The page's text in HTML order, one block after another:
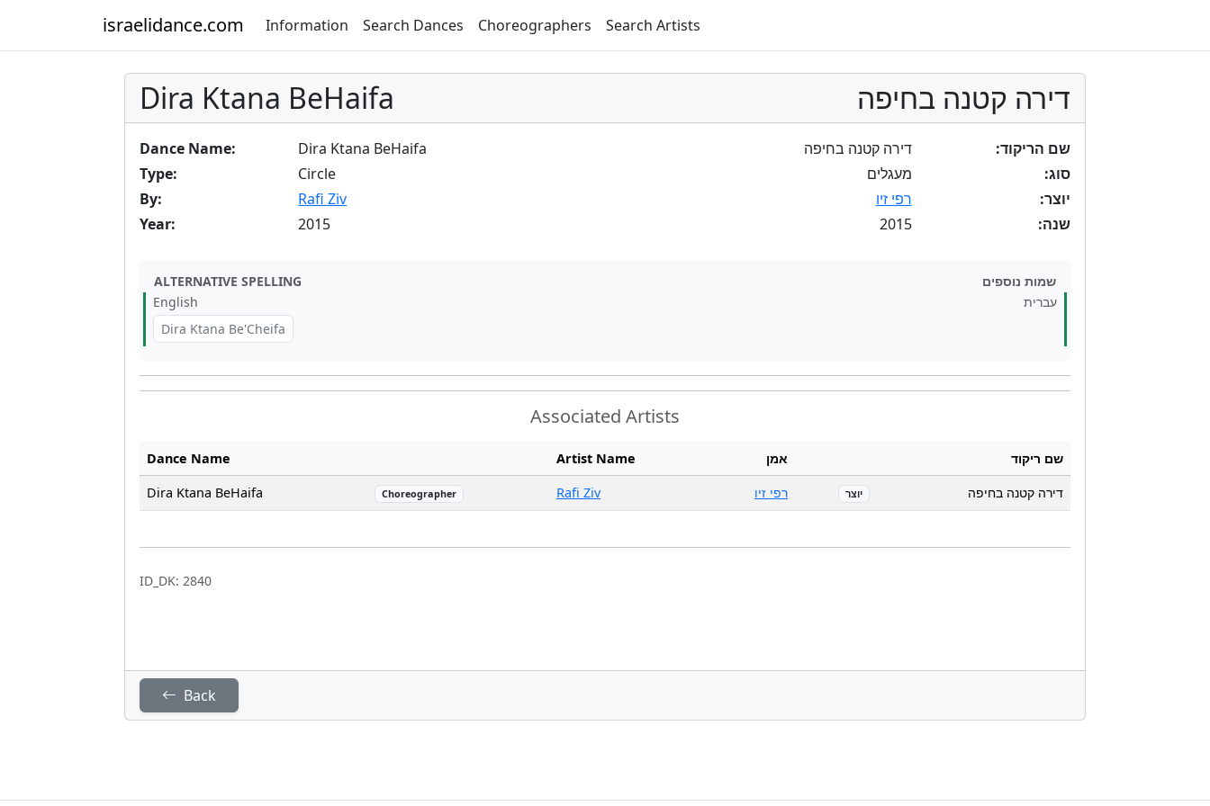
israelidance.com Information Search Dances Choreographers Search Artists
Dira Ktana BeHaifa דירה קטנה בחיפה
Dance Name:
Dira Ktana BeHaifa
Type:
Circle
By:
Rafi Ziv
Year:
2015
שם הריקוד:
דירה קטנה בחיפה
סוג:
מעגלים
יוצר:
רפי זיו
שנה:
2015
ALTERNATIVE SPELLING
שמות נוספים
English
Dira Ktana Be'Cheifa
עברית
Associated Artists
Dance Name Artist Name אמן
שם ריקוד
Dira Ktana BeHaifa
Choreographer Rafi Ziv רפי זיו יוצר דירה קטנה בחיפה
ID_DK: 2840
Back